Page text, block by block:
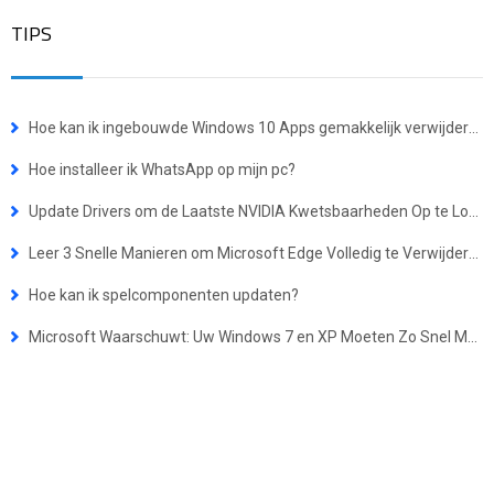
TIPS
Hoe installeer ik WhatsApp op mijn pc?
Hoe kan ik spelcomponenten updaten?